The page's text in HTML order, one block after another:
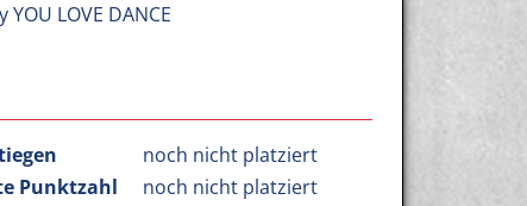
YOU LOVE DANCE
noch nicht platziert
Punktzahl
noch nicht platziert